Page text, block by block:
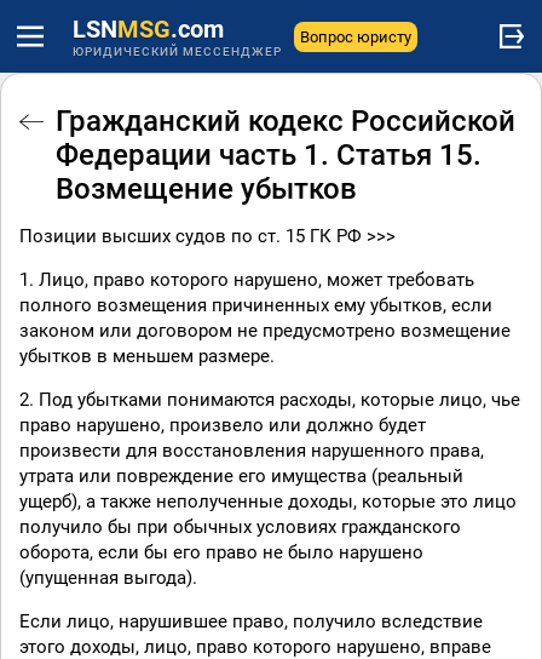
LSNMSG.com
ЮРИДИЧЕСКИЙ МЕССЕНДЖЕР
Вопрос юристу
Гражданский кодекс Российской
Федерации часть 1. Статья 15.
Возмещение убытков
Позиции высших судов по ст. 15 ГК РФ >>>
1. Лицо, право которого нарушено, может требовать
полного возмещения причиненных ему убытков, если
законом или договором не предусмотрено возмещение
убытков в меньшем размере.
2. Под убытками понимаются расходы, которые лицо, чье
право нарушено, произвело или должно будет
произвести для восстановления нарушенного права,
утрата или повреждение его имущества (реальный
ущерб), а также неполученные доходы, которые это лицо
получило бы при обычных условиях гражданского
оборота, если бы его право не было нарушено
(упущенная выгода).
Если лицо, нарушившее право, получило вследствие
этого доходы, лицо, право которого нарушено, вправе